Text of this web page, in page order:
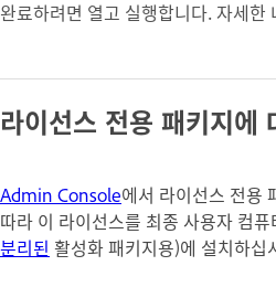
완료하려면 열고 실행합니다. 자세한
라이선스 전용 패키지에
Admin Console에서 라이선스 전용
따라 이 라이선스를 최종 사용자 컴퓨
분리된 활성화 패키지용)에 설치하십